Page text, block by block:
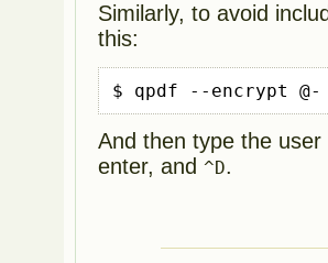
Similarly, to avoid
this:
$ qpdf --encrypt
And then type the
enter, and^D.